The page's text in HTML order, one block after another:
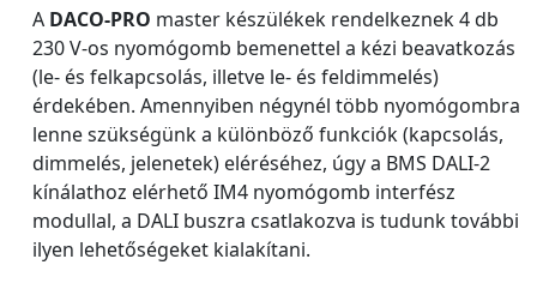
A DACO-PRO master készülékek rendelkeznek 4 db
230 V-os nyomógomb bemenettel a kézi beavatkozás
(le- és felkapcsolás, illetve le- és feldimmelés)
érdekében. Amennyiben négynél több nyomógombra
lenne szükségünk a különböző funkciók (kapcsolás,
dimmelés, jelenetek) eléréséhez, úgy a BMS DALI-2
kínálathoz elérhető IM4 nyomógomb interfész
modullal, a DALI buszra csatlakozva is tudunk további
ilyen lehetőségeket kialakítani.